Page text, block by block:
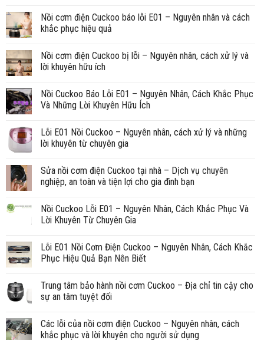
Nồi cơm điện Cuckoo báo lỗi E01 – Nguyên nhân và cách
khắc phục hiệu quả
Nồi cơm điện Cuckoo bị lỗi – Nguyên nhân, cách xử lý và
lời khuyên hữu ích
Nồi Cuckoo Báo Lỗi E01 – Nguyên Nhân, Cách Khắc Phục
Và Những Lời Khuyên Hữu Ích
Lỗi E01 Nồi Cuckoo – Nguyên nhân, cách xử lý và những
lời khuyên từ chuyên gia
Sửa nồi cơm điện Cuckoo tại nhà – Dịch vụ chuyên
nghiệp, an toàn và tiện lợi cho gia đình bạn
Nồi Cuckoo Lỗi E01 – Nguyên Nhân, Cách Khắc Phục Và
Lời Khuyên Từ Chuyên Gia
Lỗi E01 Nồi Cơm Điện Cuckoo – Nguyên Nhân, Cách Khắc
Phục Hiệu Quả Bạn Nên Biết
Trung tâm bảo hành nồi cơm Cuckoo – Địa chỉ tin cậy cho
sự an tâm tuyệt đối
Các lỗi của nồi cơm điện Cuckoo – Nguyên nhân, cách
khắc phục và lời khuyên cho người sử dụng